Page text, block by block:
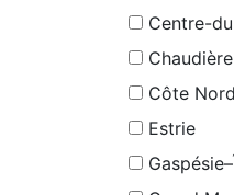
Centre-
Côte Nord
Estrie